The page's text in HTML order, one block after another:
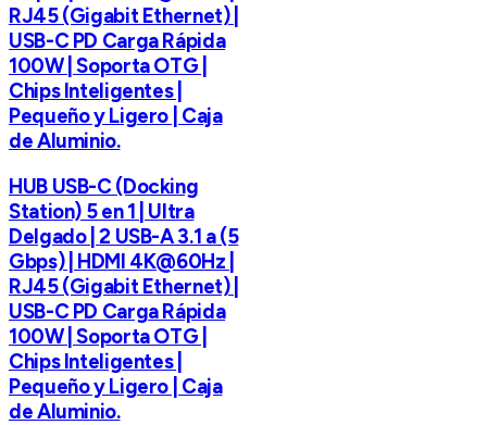
RJ45 (Gigabit Ethernet) |
USB-C PD Carga Rápida
100W | Soporta OTG |
Chips Inteligentes |
Pequeño y Ligero | Caja
de Aluminio.
HUB USB-C (Docking
Station) 5 en 1 | Ultra
Delgado | 2 USB-A 3.1 a (5
Gbps) | HDMI 4K@60Hz |
RJ45 (Gigabit Ethernet) |
USB-C PD Carga Rápida
100W | Soporta OTG |
Chips Inteligentes |
Pequeño y Ligero | Caja
de Aluminio.